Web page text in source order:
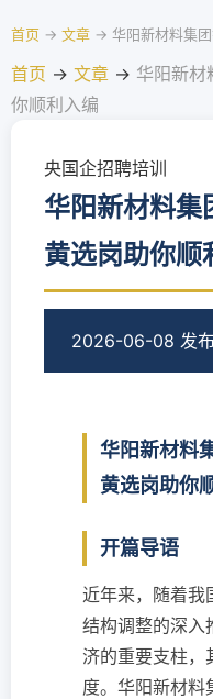
首页 → 文章 → 华阳新材料集
首页 → 文章 → 华阳新材
你顺利入编
央国企招聘培训
华阳新材料集
黄选岗助你顺
2026-06-08 发布
华阳新材料
黄选岗助你
开篇导语
近年来，随着我
结构调整的深入
济的重要支柱，
度。华阳新材料